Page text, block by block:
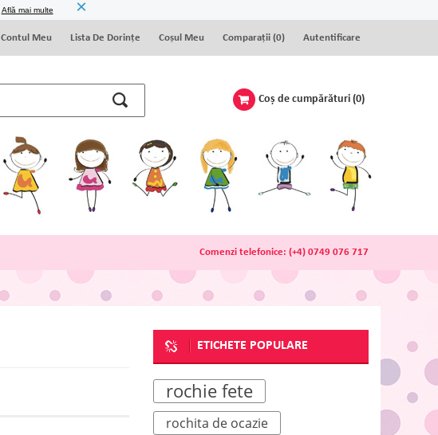
Află mai multe ×
Contul Meu Lista De Dorinţe Coșul Meu Comparaţii (0) Autentificare
Coş de cumpărături (0)
Comenzi telefonice: (+4) 0749 076 717
ETICHETE POPULARE
rochie fete
rochita de ocazie